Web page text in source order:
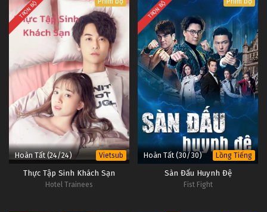
TRỌN BỘ
Hoàn Tất (24/24) Vietsub
Thực Tập Sinh Khách Sạn
Hotel Trainees
TRỌN BỘ
Hoàn Tất (30/30) Lồng Tiếng
Sàn Đấu Huynh Đệ
Fist Fight